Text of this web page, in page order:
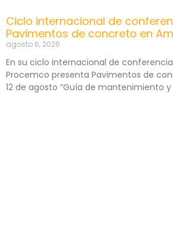
Ciclo internacional de
Pavimentos de concreto en
agosto 6, 2026
En su ciclo internacional de
Procemco presenta Pavimentos de
12 de agosto “Guía de mantenimiento